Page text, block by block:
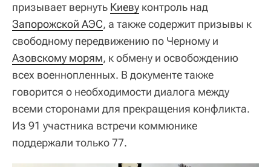
призывает вернуть Киеву контроль над
Запорожской АЭС, а также содержит призывы к
свободному передвижению по Черному и
Азовскому морям, к обмену и освобождению
всех военнопленных. В документе также
говорится о необходимости диалога между
всеми сторонами для прекращения конфликта.
Из 91 участника встречи коммюнике
поддержали только 77.